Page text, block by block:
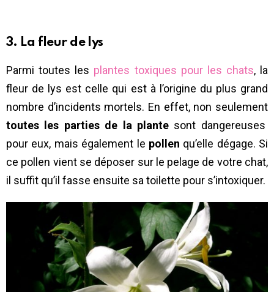
3. La fleur de lys
Parmi toutes les plantes toxiques pour les chats, la
fleur de lys est celle qui est à l’origine du plus grand
nombre d’incidents mortels. En effet, non seulement
toutes les parties de la plantesont dangereuses
pour eux, mais également le pollen qu’elle dégage. Si
ce pollen vient se déposer sur le pelage de votre chat,
il suffit qu’il fasse ensuite sa toilette pour s’intoxiquer.